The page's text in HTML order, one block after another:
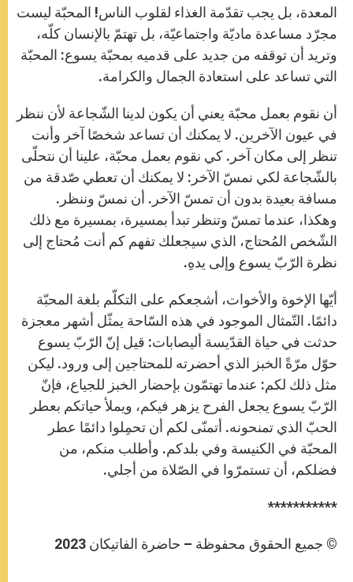
المعدة، بل يجب تقدّمة الغذاء لقلوب الناس! المحبّة ليست
مجرّد مساعدة ماديّة واجتماعيّة، بل تهتمّ بالإنسان كلّه،
وتريد أن توقفه من جديد على قدميه بمحبّة يسوع: المحبّة
التي تساعد على استعادة الجمال والكرامة.
أن نقوم بعمل محبّة يعني أن يكون لدينا الشّجاعة لأن ننظر
في عيون الآخرين. لا يمكنك أن تساعد شخصًا آخر وأنت
تنظر إلى مكان آخر. كي نقوم بعمل محبّة، علينا أن نتحلّى
بالشّجاعة لكي نمسّ الآخر: لا يمكنك أن تعطي صّدقة من
مسافة بعيدة بدون أن تمسّ الآخر. أن نمسّ وننظر.
وهكذا، عندما تمسّ وتنظر تبدأ بمسيرة، بمسيرة مع ذلك
الشّخص المُحتاج، الذي سيجعلك تفهم كم أنت مُحتاج إلى
نظرة الرّبّ يسوع وإلى يدهِ.
أيّها الإخوة والأخوات، أشجعكم على التكلّم بلغة المحبّة
دائمًا. التّمثال الموجود في هذه السّاحة يمثّل أشهر معجزة
حدثت في حياة القدّيسة أليصابات: قيل إنّ الرّبّ يسوع
حوّل مرّةً الخبز الذي أحضرته للمحتاجين إلى ورود. ليكن
مثل ذلك لكم: عندما تهتمّون بإحضار الخبز للجياع، فإنّ
الرّبّ يسوع يجعل الفرح يزهر فيكم، ويملأ حياتكم بعطر
الحبّ الذي تمنحونه. أتمنّى لكم أن تحمِلوا دائمًا عطر
المحبّة في الكنيسة وفي بلدكم. وأطلب منكم، من
فضلكم، أن تستمرّوا في الصّلاة من أجلي.
***********
© جميع الحقوق محفوظة – حاضرة الفاتيكان 2023